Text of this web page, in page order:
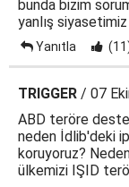
bunda bizim
yanlış
Yanıtla
TRIGGER / 07
ABD teröre
neden İdlib'deki
koruyoruz?
ülkemizi IŞID